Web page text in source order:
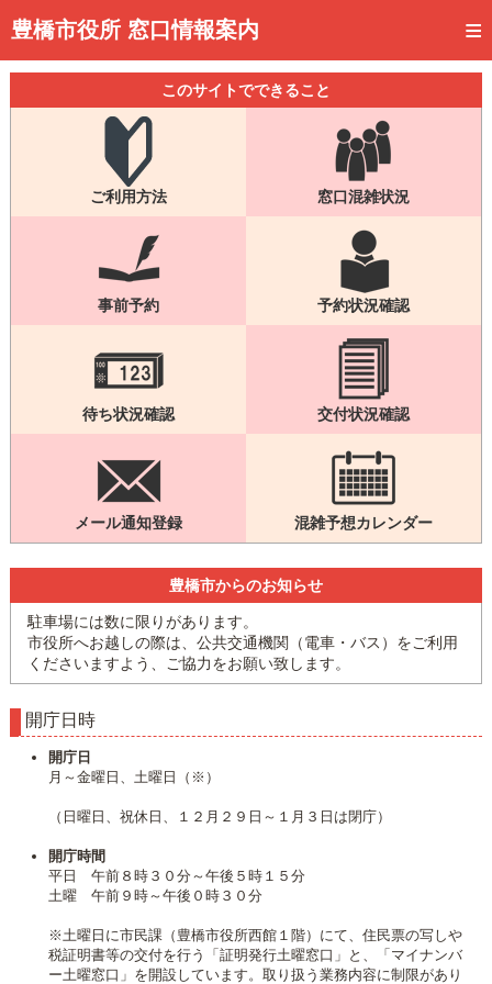
豊橋市役所 窓口情報案内
トップページ
ご利用方法
予約状況確認
窓口混雑状況
待ち状況確認
交付状況確認
混雑予想カレンダー
このサイトでできること
ご利用方法 窓口混雑状況
事前予約 予約状況確認
待ち状況確認 交付状況確認
メール通知登録 混雑予想カレンダー
豊橋市からのお知らせ
駐車場には数に限りがあります。
市役所へお越しの際は、公共交通機関（電車・バス）をご利用
くださいますよう、ご協力をお願い致します。
開庁日時
開庁日
月～金曜日、土曜日（※）
（日曜日、祝休日、１２月２９日～１月３日は閉庁）
開庁時間
平日 午前８時３０分～午後５時１５分
土曜 午前９時～午後０時３０分
※土曜日に市民課（豊橋市役所西館１階）にて、住民票の写しや
税証明書等の交付を行う「証明発行土曜窓口」と、「マイナンバ
ー土曜窓口」を開設しています。取り扱う業務内容に制限があり